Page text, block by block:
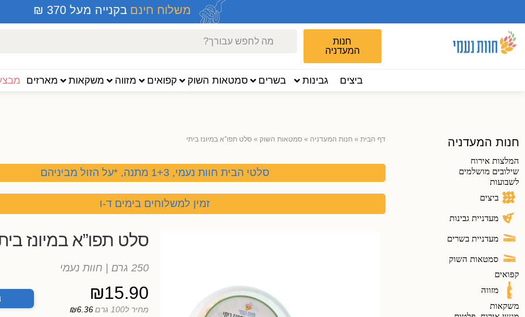
משלוח חינם בקנייה מעל 370 ₪
חנות
המעדניה
ביצים גבינות בשרים סמטאות השוק קפואים מזווה משקאות מארזים
חנות המעדניה
המלצות אירוח
שילובים מושלמים
לשבועות
ביצים
מעדניית גבינות
מעדניית בשרים
סמטאות השוק
קפואים
מזווה
משקאות
דף הבית » חנות המעדניה » סמטאות השוק » סלט תפו”א במיונז ביתי
סלטי הבית חוות נעמי, 1+3 מתנה, *על הזול מביניהם
זמין למשלוחים בימים ד-ו
סלט תפו”א במיונז
250 גרם | חוות נעמי
₪15.90
מחיר ל100 גרם ₪6.36